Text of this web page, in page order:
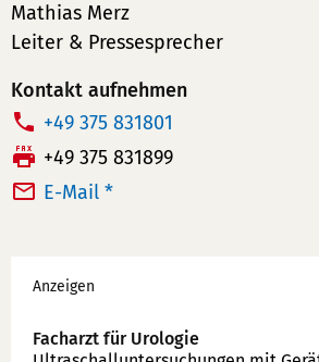
Mathias Merz
Leiter & Pressesprecher
Kontakt aufnehmen
T
e
l
n
u
+49 375 831801
F
a
+49 375 831899
E-Mail *
Werbung
Anzeigen
Facharzt für Urologie